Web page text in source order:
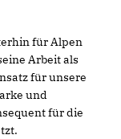
für Alpen
Arbeit als
für unsere
und
für die